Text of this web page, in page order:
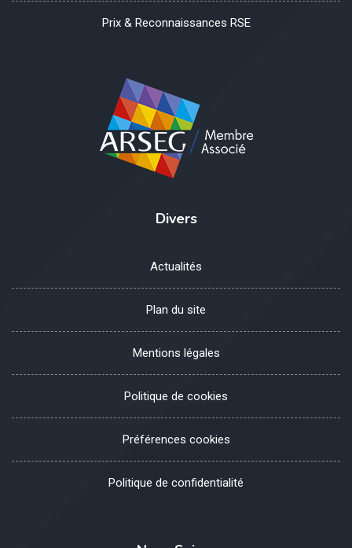
Prix & Reconnaissances RSE
Divers
Actualités
Plan du site
Mentions légales
Politique de cookies
Préférences cookies
Politique de confidentialité